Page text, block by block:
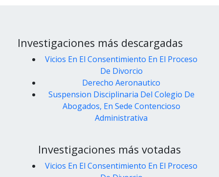
Investigaciones más descargadas
Vicios En El Consentimiento En El Proceso
De Divorcio
Derecho Aeronautico
Suspension Disciplinaria Del Colegio De
Abogados, En Sede Contencioso
Administrativa
Investigaciones más votadas
Vicios En El Consentimiento En El Proceso